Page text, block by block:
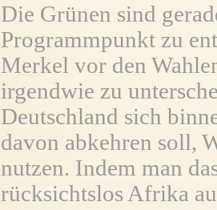
Die Grünen sind
Programmpunkt zu
Merkel vor den
irgendwie zu
Deutschland sich
davon abkehren soll,
nutzen. Indem man
rücksichtslos Afrika